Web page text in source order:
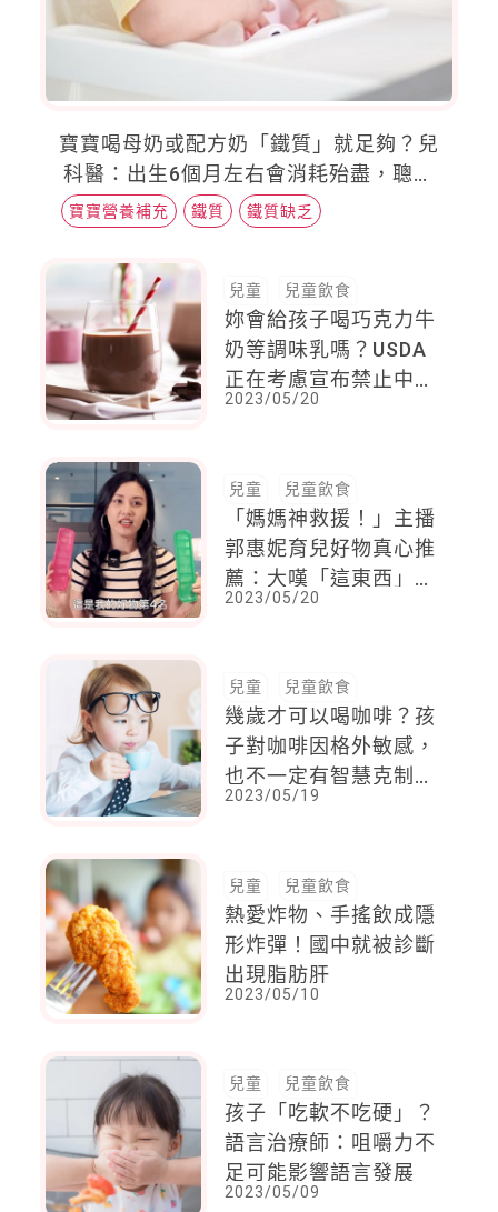
寶寶喝母奶或配方奶「鐵質」就足夠？兒
科醫：出生6個月左右會消耗殆盡，聰明
補鐵可以這樣吃！
寶寶營養補充 鐵質 鐵質缺乏
兒童 兒童飲食
妳會給孩子喝巧克力牛
奶等調味乳嗎？USDA
正在考慮宣布禁止中小
學校販售調味牛奶
2023/05/20
兒童 兒童飲食
「媽媽神救援！」主播
郭惠妮育兒好物真心推
薦：大嘆「這東西」第
三胎才知道，超可惜
2023/05/20
兒童 兒童飲食
幾歲才可以喝咖啡？孩
子對咖啡因格外敏感，
也不一定有智慧克制攝
取量，結果便是遭受毒
2023/05/19
兒童 兒童飲食
熱愛炸物、手搖飲成隱
形炸彈！國中就被診斷
出現脂肪肝
2023/05/10
兒童 兒童飲食
孩子「吃軟不吃硬」？
語言治療師：咀嚼力不
足可能影響語言發展
2023/05/09